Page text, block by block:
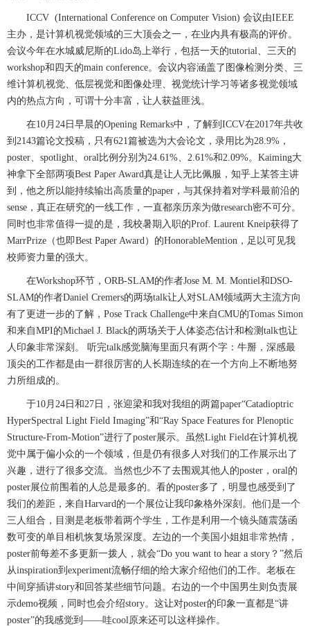
ICCV (International Conference on Computer Vision) 会议由IEEE
主办，是计算机视觉领域的三大顶会之一，在业内具有极高的评价。
会议今年在水城威尼斯的Lido岛上举行，包括一天的tutorial 、三天的
workshop和四天的main conference。会议内容涵盖了图像检测分类、三
维计算机视觉、低层视觉和图像处理、视觉统计学习等诸多视觉领域
内的热点方向，可谓十分丰富，让人获益匪浅。
在10 月 24日早晨的Opening Remarks中，了解到 ICCV在2017年共收
到 2143篇论文投稿，只有621篇被选为大会论文，录用比为28.9% ，
poster
spotlight oral 比例分别为24.61% 2.61%和2.09%。 Kaiming大
神拿下全部两项Best Paper Award真是让人无比佩服，知乎上某答主讲
到，他之所以能持续输出高质量的paper ，与其保持着对学科最前沿的
sense ，真正在研究的一线工作，一直都亲历亲为做research密不可分。
同时也非常值得一提的是，我校暑期入职的Prof. Laurent Kneip获得了
MarrPrize （也即Best Paper Award ）的HonorableMention ，足以可见我
校师资力量的强大。
在Workshop环节， ORB-SLAM的作者Jose M. M. Montiel和DSO-
SLAM的作者Daniel Cremers的两场talk让人对SLAM领域两大主流方向
有了更进一步的了解， Pose Track Challenge中来自CMU的Tomas Simon
和来自MPI的Michael J. Black的两场关于人体姿态估计和检测 talk也让
人印象非常深刻。 听完talk感觉脑海里面只有两个字：牛掰，深感最
顶尖的工作都是由一群很厉害的人长期连续的在一个方向上不断地努
力所组成的。
于10 月 24日和27日，张迎梁和我对我组的两篇paper“Catadioptric
HyperSpectral Light Field Imaging”和“Ray Space Features for Plenoptic
Structure-From-Motion”进行了poster展示。虽然Light Field在计算机视
觉中属于偏小众的一个领域，但是仍有很多人对我们的工作展示出了
兴趣，进行了很多交流。当然也少不了去围观其他人的poster ， oral的
poster展位前围着的人总是最多的。看的poster多了，明显也感受到了
我们的差距，来自Harvard的一个展位让我印象格外深刻。他们是一个
三人组合，目测是老板带着两个学生，工作是利用一个镜头随震荡函
数可变的单目相机恢复场景深度。左边的一个美国小姐姐非常热情，
poster前每差不多更新一拨人，就会“Do you want to hear a story ？”然后
从inspiration到 experiment流畅仔细的给大家介绍他们的工作。老板在
中间穿插讲story和回答某些细节问题。右边的一个中国男生则负责展
示demo视频，同时也会介绍story。这让对poster的印象一直都是“讲
poster”的我感觉到——哇cool 原来还可以这样操作。